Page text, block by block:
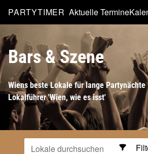
PARTYTIMER Aktuelle Termine
Bars & Szene
Wiens beste Lokale für lange Partynächte
Lokalführer 'Wien, wie es isst'